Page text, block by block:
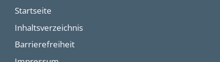
Startseite
Inhaltsverzeichnis
Barrierefreiheit